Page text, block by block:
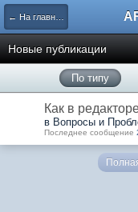
← На главную
Новые публикации
По типу
Как в
в Вопросы и
Последнее сообщение